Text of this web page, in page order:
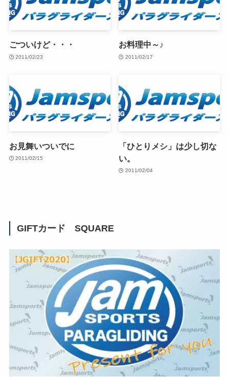
ごついけど・・・
2011/02/23
お料理中～♪
2011/02/17
お見舞いついでに
2011/02/15
「ひとりメシ」は少し切な
い。
2011/02/04
GIFTカード SQUARE